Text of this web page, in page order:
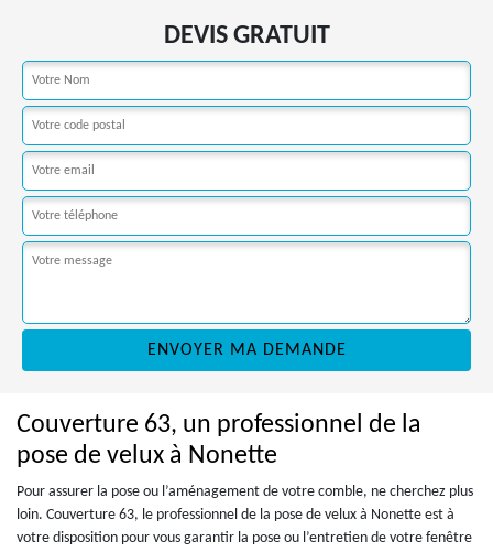
DEVIS GRATUIT
Couverture 63, un professionnel de la
pose de velux à Nonette
Pour assurer la pose ou l’aménagement de votre comble, ne cherchez plus
loin. Couverture 63, le professionnel de la pose de velux à Nonette est à
votre disposition pour vous garantir la pose ou l’entretien de votre fenêtre